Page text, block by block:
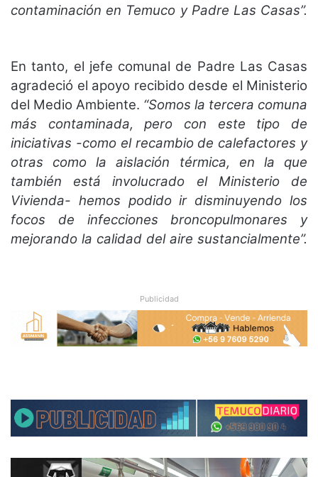
contaminación en Temuco y Padre Las Casas”.
En tanto, el jefe comunal de Padre Las Casas
agradeció el apoyo recibido desde el Ministerio
del Medio Ambiente. “Somos la tercera comuna
más contaminada, pero con este tipo de
iniciativas -como el recambio de calefactores y
otras como la aislación térmica, en la que
también está involucrado el Ministerio de
Vivienda- hemos podido ir disminuyendo los
focos de infecciones broncopulmonares y
mejorando la calidad del aire sustancialmente”.
Publicidad